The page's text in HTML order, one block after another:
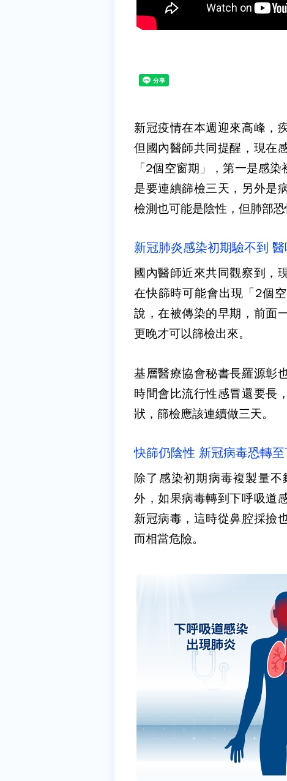
新冠疫情在本週迎來高峰，
但國內醫師共同提醒，現在
「2個空窗期」，第一是感
是要連續篩檢三天，另外是
檢測也可能是陰性，但肺部恐
新冠肺炎感染初期驗不到
國內醫師近來共同觀察到，
在快篩時可能會出現「2個
說，在被傳染的早期，前面
更晚才可以篩檢出來。
基層醫療協會秘書長羅源彰
時間會比流行性感冒還要長
狀，篩檢應該連續做三天。
快篩仍陰性 新冠病毒恐轉
除了感染初期病毒複製量
外，如果病毒轉到下呼吸道
新冠病毒，這時從鼻腔採撿
而相當危險。